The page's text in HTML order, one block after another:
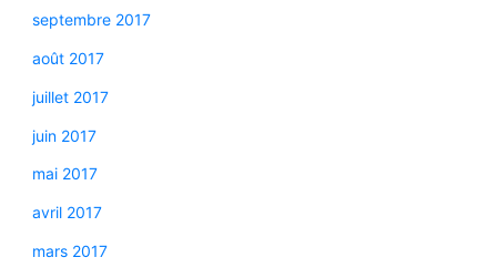
septembre 2017
août 2017
juillet 2017
juin 2017
mai 2017
avril 2017
mars 2017